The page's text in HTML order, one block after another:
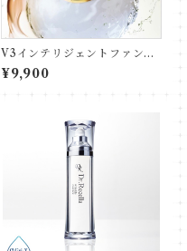
V3インテリジェントファンデ
ーション 15g
¥9,900